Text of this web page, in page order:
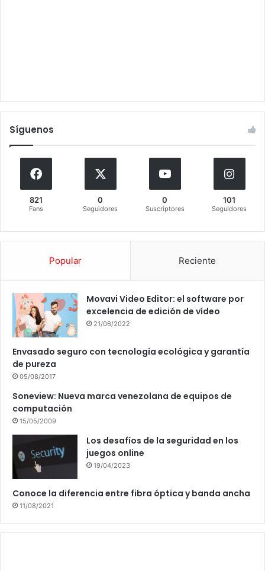
Síguenos
821
Fans
0
Seguidores
0
Suscriptores
101
Seguidores
Popular Reciente
Movavi Video Editor: el software por
excelencia de edición de vídeo
21/06/2022
Envasado seguro con tecnología ecológica y garantía
de pureza
05/08/2017
Soneview: Nueva marca venezolana de equipos de
computación
15/05/2009
Los desafíos de la seguridad en los
juegos online
19/04/2023
Conoce la diferencia entre fibra óptica y banda ancha
11/08/2021